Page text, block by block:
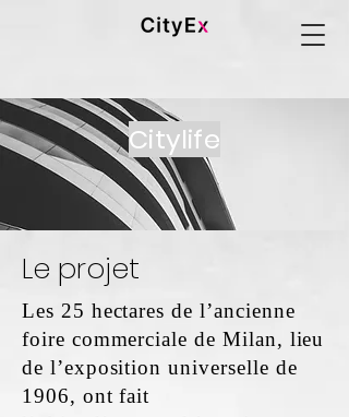
Citylife
Le projet
Les 25 hectares de l’ancienne
foire commerciale de Milan, lieu
de l’exposition universelle de
1906, ont fait